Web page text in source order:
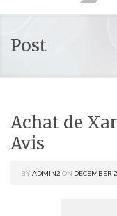
Post
Achat de
Avis
BY ADMIN2 ON DECEMBER